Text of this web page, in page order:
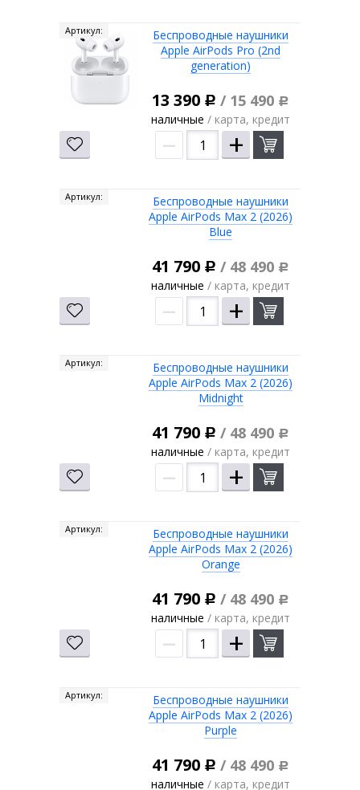
Беспроводные наушники
Apple AirPods Pro (2nd
generation)
Артикул:
13 390 Р / 15 490 Р
наличные/ карта, кредит
– +
Беспроводные наушники
Apple AirPods Max 2 (2026)
Blue
Артикул:
41 790 Р / 48 490 Р
наличные/ карта, кредит
– +
Беспроводные наушники
Apple AirPods Max 2 (2026)
Midnight
Артикул:
41 790 Р / 48 490 Р
наличные/ карта, кредит
– +
Беспроводные наушники
Apple AirPods Max 2 (2026)
Orange
Артикул:
41 790 Р / 48 490 Р
наличные/ карта, кредит
– +
Беспроводные наушники
Apple AirPods Max 2 (2026)
Purple
Артикул:
41 790 Р / 48 490 Р
наличные/ карта, кредит